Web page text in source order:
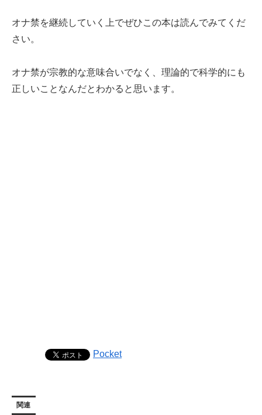
オナ禁を継続していく上でぜひこの本は読んでみてくだ
さい。
オナ禁が宗教的な意味合いでなく、理論的で科学的にも
正しいことなんだとわかると思います。
Pocket
関連